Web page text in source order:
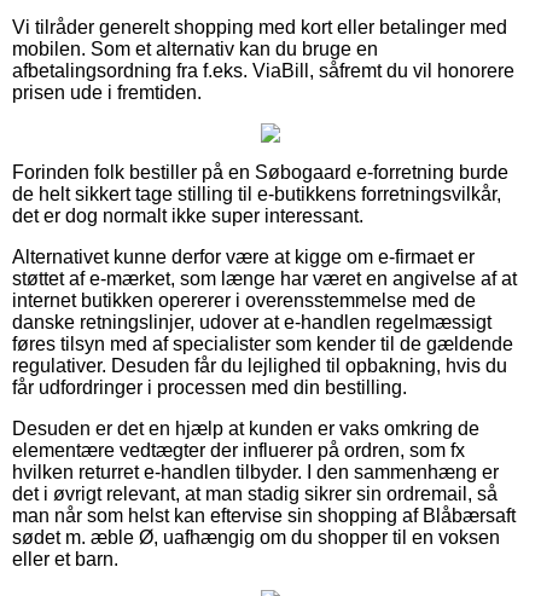
Vi tilråder generelt shopping med kort eller betalinger med
mobilen. Som et alternativ kan du bruge en
afbetalingsordning fra f.eks. ViaBill, såfremt du vil honorere
prisen ude i fremtiden.
Forinden folk bestiller på en Søbogaard e-forretning burde
de helt sikkert tage stilling til e-butikkens forretningsvilkår,
det er dog normalt ikke super interessant.
Alternativet kunne derfor være at kigge om e-firmaet er
støttet af e-mærket, som længe har været en angivelse af at
internet butikken opererer i overensstemmelse med de
danske retningslinjer, udover at e-handlen regelmæssigt
føres tilsyn med af specialister som kender til de gældende
regulativer. Desuden får du lejlighed til opbakning, hvis du
får udfordringer i processen med din bestilling.
Desuden er det en hjælp at kunden er vaks omkring de
elementære vedtægter der influerer på ordren, som fx
hvilken returret e-handlen tilbyder. I den sammenhæng er
det i øvrigt relevant, at man stadig sikrer sin ordremail, så
man når som helst kan eftervise sin shopping af Blåbærsaft
sødet m. æble Ø, uafhængig om du shopper til en voksen
eller et barn.